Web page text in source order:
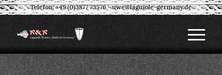
Telefon: +49 (0)3877 73576-uwe@laguiole-germany.de